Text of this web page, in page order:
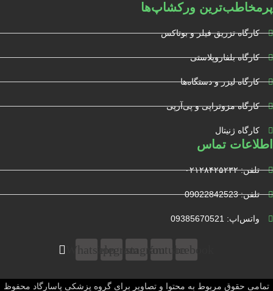
پرمخاطب‌ترین ورکشاپ‌ها
کارگاه تزریق فیلر و بوتاکس
کارگاه بلفاروپلاستی
کارگاه لیزر و دستگاه‌ها
کارگاه مزوتراپی و پی‌آرپی
کارگاه ژنیتال
اطلاعات تماس
تلفن: ۰۲۱۲۸۴۲۵۲۳۲
تلفن: 09022842523
واتس‌‌اپ: 09385670521
Facebook
Youtube
Instagram
Telegram
Whatsapp
تمامی حقوق مربوط به محتوا و تصاویر برای گروه پزشکی پاسارگاد محفوظ